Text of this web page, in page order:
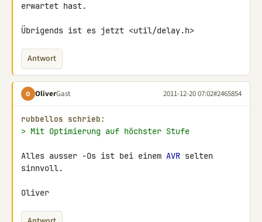
erwartet hast.
Übrigends ist es jetzt <util/delay.h>
Antwort
O OliverGast 2011-12-20 07:02#2465854
rubbellos schrieb:
> Mit Optimierung auf höchster Stufe
Alles ausser -Os ist bei einem AVR selten
sinnvoll.
Oliver